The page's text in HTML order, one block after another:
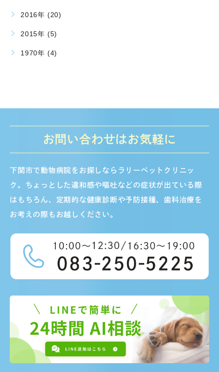
2016年 (20)
2015年 (5)
1970年 (4)
お問い合わせはお気軽に
下関市で動物病院をお探しならラリーペットクリニッ
ク。ちょっとした違和感や嘔吐などの症状が出ている際
はもちろん、定期的な健康診断や予防接種、歯科治療を
お考えの際もお越しください。